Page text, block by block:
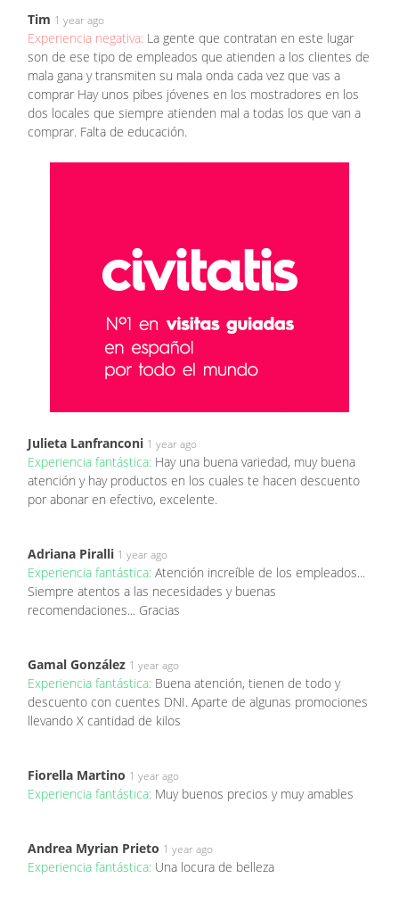
Tim 1 year ago
Experiencia negativa: La gente que contratan en este lugar
son de ese tipo de empleados que atienden a los clientes de
mala gana y transmiten su mala onda cada vez que vas a
comprar Hay unos pibes jóvenes en los mostradores en los
dos locales que siempre atienden mal a todas los que van a
comprar. Falta de educación.
Julieta Lanfranconi 1 year ago
Experiencia fantástica: Hay una buena variedad, muy buena
atención y hay productos en los cuales te hacen descuento
por abonar en efectivo, excelente.
Adriana Piralli 1 year ago
Experiencia fantástica: Atención increíble de los empleados...
Siempre atentos a las necesidades y buenas
recomendaciones... Gracias
Gamal González 1 year ago
Experiencia fantástica: Buena atención, tienen de todo y
descuento con cuentes DNI. Aparte de algunas promociones
llevando X cantidad de kilos
Fiorella Martino 1 year ago
Experiencia fantástica: Muy buenos precios y muy amables
Andrea Myrian Prieto 1 year ago
Experiencia fantástica: Una locura de belleza